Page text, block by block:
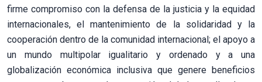
firme compromiso con la defensa de la justicia y la equidad
internacionales, el mantenimiento de la solidaridad y la
cooperación dentro de la comunidad internacional; el apoyo a
un mundo multipolar igualitario y ordenado y a una
globalización económica inclusiva que genere beneficios